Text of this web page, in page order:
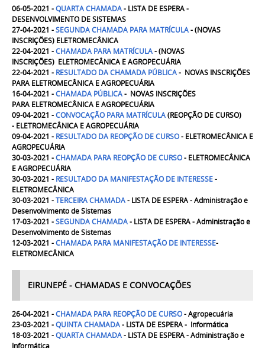
06-05-2021 -QUARTACHAMADA- LISTA DE ESPERA -
DESENVOLVIMENTO DE SISTEMAS
27-04-2021 -SEGUNDA CHAMADA PARA MATRÍCULA- (NOVAS
INSCRIÇÕES) ELETROMECÂNICA
22-04-2021 -CHAMADA PARA MATRÍCULA- (NOVAS
INSCRIÇÕES) ELETROMECÂNICA E AGROPECUÁRIA
22-04-2021 - RESULTADO DA CHAMADA PÚBLICA- NOVAS INSCRIÇÕES
PARA ELETROMECÂNICA E AGROPECUÁRIA
16-04-2021 -CHAMADA PÚBLICA- NOVAS INSCRIÇÕES
PARA ELETROMECÂNICA E AGROPECUÁRIA
09-04-2021 -CONVOCAÇÃO PARA MATRÍCULA(REOPÇÃO DE CURSO)
- ELETROMECÂNICA E AGROPECUÁRIA
09-04-2021 - RESULTADO DA REOPÇÃO DE CURSO- ELETROMECÂNICA E
AGROPECUÁRIA
30-03-2021 -CHAMADA PARA REOPÇÃO DE CURSO- ELETROMECÂNICA
E AGROPECUÁRIA
30-03-2021 - RESULTADO DA MANIFESTAÇÃO DE INTERESSE-
ELETROMECÂNICA
30-03-2021 -TERCEIRACHAMADA- LISTA DE ESPERA - Administração e
Desenvolvimento de Sistemas
17-03-2021 -SEGUNDACHAMADA- LISTA DE ESPERA - Administração e
Desenvolvimento de Sistemas
12-03-2021 -CHAMADA PARA MANIFESTAÇÃO DE INTERESSE-
ELETROMECÂNICA
EIRUNEPÉ - CHAMADAS E CONVOCAÇÕES
26-04-2021 -CHAMADA PARA REOPÇÃO DE CURSO- Agropecuária
23-03-2021 -QUINTACHAMADA- LISTA DE ESPERA - Informática
18-03-2021 -QUARTACHAMADA- LISTA DE ESPERA - Administração e
Informática